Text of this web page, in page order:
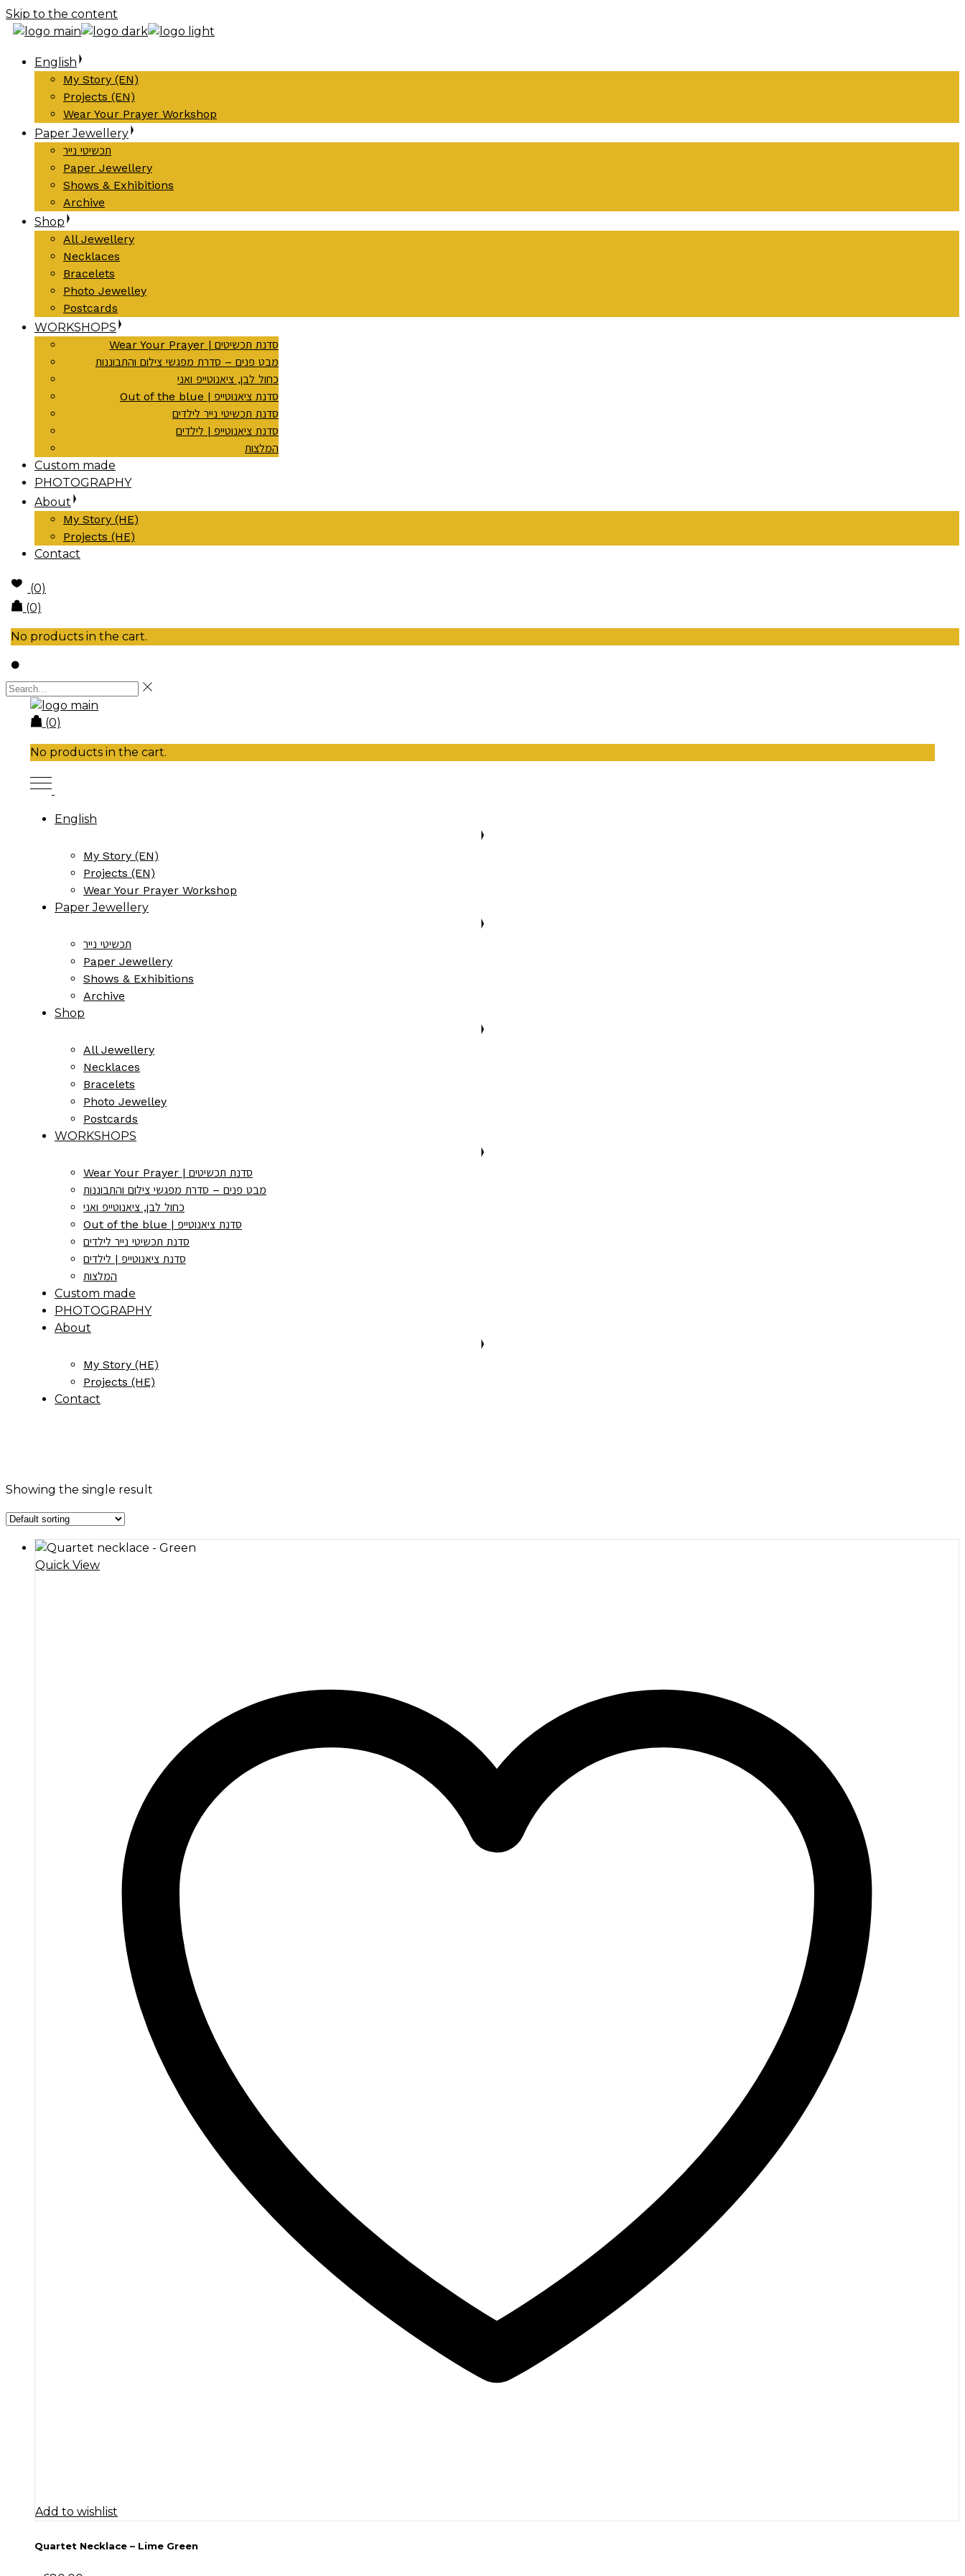
Skip to the content
English
My Story (EN)
Projects (EN)
Wear Your Prayer Workshop
Paper Jewellery
תכשיטי נייר
Paper Jewellery
Shows & Exhibitions
Archive
Shop
All Jewellery
Necklaces
Bracelets
Photo Jewelley
Postcards
WORKSHOPS
Wear Your Prayer | סדנת תכשיטים
מבט פנים – סדרת מפגשי צילום והתבוננות
כחול לבן, ציאנוטייפ ואני
Out of the blue | סדנת ציאנוטייפ
סדנת תכשיטי נייר לילדים
סדנת ציאנוטייפ | לילדים
המלצות
Custom made
PHOTOGRAPHY
About
My Story (HE)
Projects (HE)
Contact
(0)
(0)
No products in the cart.
(0)
No products in the cart.
English
My Story (EN)
Projects (EN)
Wear Your Prayer Workshop
Paper Jewellery
תכשיטי נייר
Paper Jewellery
Shows & Exhibitions
Archive
Shop
All Jewellery
Necklaces
Bracelets
Photo Jewelley
Postcards
WORKSHOPS
Wear Your Prayer | סדנת תכשיטים
מבט פנים – סדרת מפגשי צילום והתבוננות
כחול לבן, ציאנוטייפ ואני
Out of the blue | סדנת ציאנוטייפ
סדנת תכשיטי נייר לילדים
סדנת ציאנוטייפ | לילדים
המלצות
Custom made
PHOTOGRAPHY
About
My Story (HE)
Projects (HE)
Contact
Showing the single result
Quick View
Add to wishlist
Quartet Necklace – Lime Green